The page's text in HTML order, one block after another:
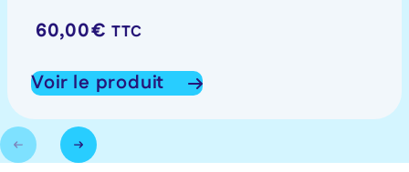
60,00€ TTC
Voir le produit